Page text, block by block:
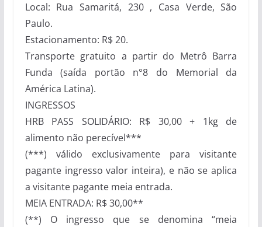
Local: Rua Samaritá, 230 , Casa Verde, São
Paulo.
Estacionamento: R$ 20.
Transporte gratuito a partir do Metrô Barra
Funda (saída portão n°8 do Memorial da
América Latina).
INGRESSOS
HRB PASS SOLIDÁRIO: R$ 30,00 + 1kg de
alimento não perecível***
(***) válido exclusivamente para visitante
pagante ingresso valor inteira), e não se aplica
a visitante pagante meia entrada.
MEIA ENTRADA: R$ 30,00**
(**) O ingresso que se denomina “meia